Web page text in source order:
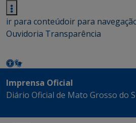
ir para conteúdoir para
Ouvidoria Transparência
Imprensa Oficial
Diário Oficial de Mato Grosso do